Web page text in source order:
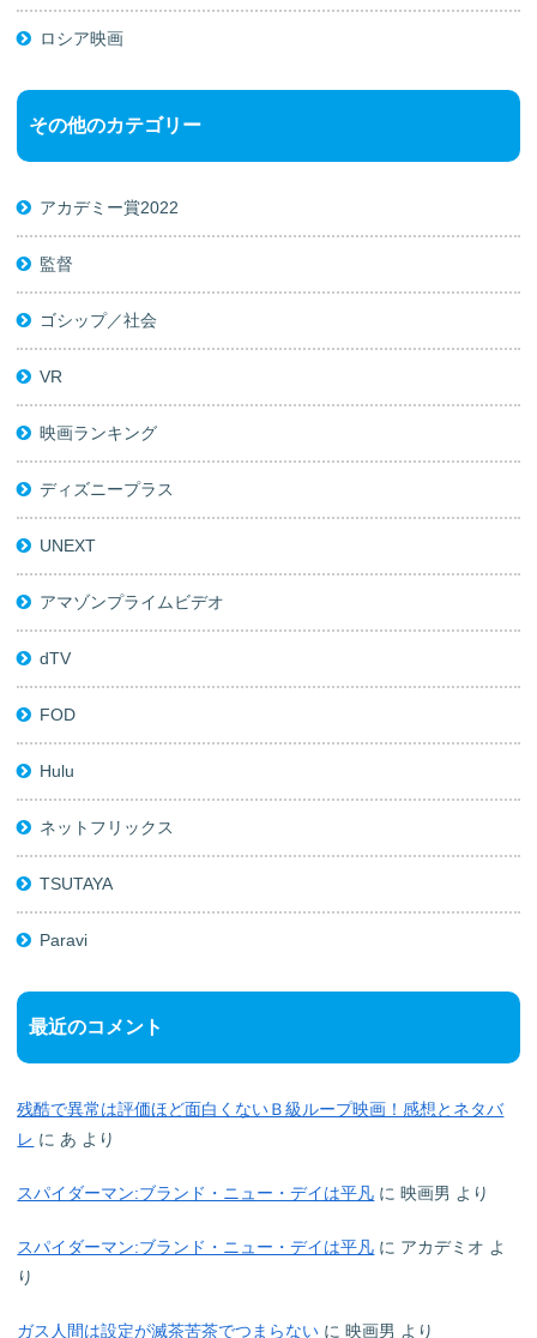
ロシア映画
その他のカテゴリー
アカデミー賞2022
監督
ゴシップ／社会
VR
映画ランキング
ディズニープラス
UNEXT
アマゾンプライムビデオ
dTV
FOD
Hulu
ネットフリックス
TSUTAYA
Paravi
最近のコメント
残酷で異常は評価ほど面白くないＢ級ループ映画！感想とネタバ
レ にあ より
スパイダーマン:ブランド・ニュー・デイは平凡 に映画男 より
スパイダーマン:ブランド・ニュー・デイは平凡 に アカデミオ よ
り
ガス人間は設定が滅茶苦茶でつまらない に映画男 より